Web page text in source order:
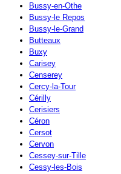
Bussy-en-Othe
Bussy-le Repos
Bussy-le-Grand
Butteaux
Buxy
Carisey
Censerey
Cercy-la-Tour
Cérilly
Cerisiers
Céron
Cersot
Cervon
Cessey-sur-Tille
Cessy-les-Bois